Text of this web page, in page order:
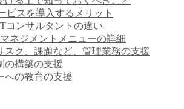
ビスを導入するメリット
コンサルタントの違い
ネジメントメニューの詳細
スク、課題など、管理業務の支援
の構築の支援
への教育の支援